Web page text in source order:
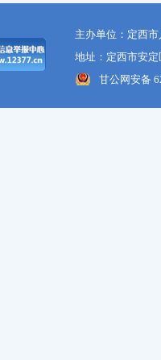
主办单位：定西
地址：定西市安
甘公网安备